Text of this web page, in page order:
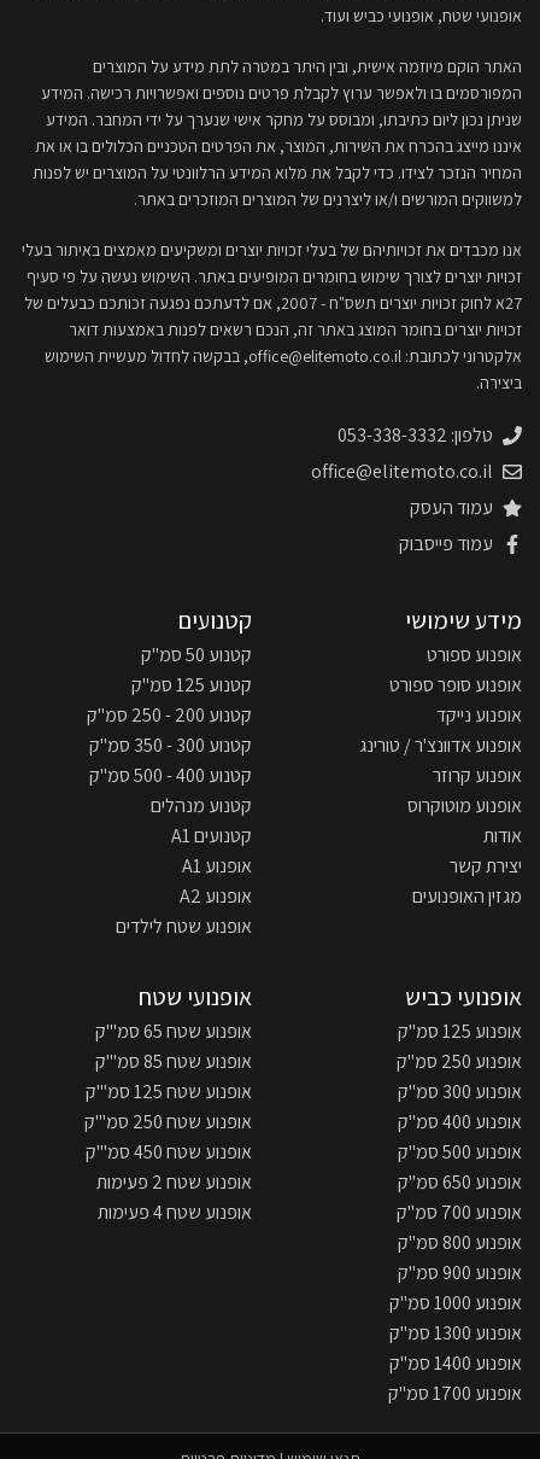
אופנועי שטח, אופנועי כביש ועוד.
האתר הוקם מיוזמה אישית, ובין היתר במטרה לתת מידע על המוצרים
המפורסמים בו ולאפשר ערוץ לקבלת פרטים נוספים ואפשרויות רכישה. המידע
שניתן נכון ליום כתיבתו, ומבוסס על מחקר אישי שנערך על ידי המחבר. המידע
איננו מייצג בהכרח את השירות, המוצר, את הפרטים הטכניים הכלולים בו או את
המחיר הנזכר לצידו. כדי לקבל את מלוא המידע הרלוונטי על המוצרים יש לפנות
למשווקים המורשים ו/או ליצרנים של המוצרים המוזכרים באתר.
אנו מכבדים את זכויותיהם של בעלי זכויות יוצרים ומשקיעים מאמצים באיתור בעלי
זכויות יוצרים לצורך שימוש בחומרים המופיעים באתר. השימוש נעשה על פי סעיף
27א לחוק זכויות יוצרים תשס"ח - 2007, אם לדעתכם נפגעה זכותכם כבעלים של
זכויות יוצרים בחומר המוצג באתר זה, הנכם רשאים לפנות באמצעות דואר
אלקטרוני לכתובת: office@elitemoto.co.il, בבקשה לחדול מעשיית השימוש
ביצירה.
טלפון: 053-338-3332
office@elitemoto.co.il
עמוד העסק
עמוד פייסבוק
מידע שימושי
אופנוע ספורט
אופנוע סופר ספורט
אופנוע נייקד
אופנוע אדוונצ'ר / טורינג
אופנוע קרוזר
אופנוע מוטוקרוס
אודות
יצירת קשר
מגזין האופנועים
קטנועים
קטנוע 50 סמ"ק
קטנוע 125 סמ"ק
קטנוע 200 - 250 סמ"ק
קטנוע 300 - 350 סמ"ק
קטנוע 400 - 500 סמ"ק
קטנוע מנהלים
קטנועים A1
אופנוע A1
אופנוע A2
אופנוע שטח לילדים
אופנועי כביש
אופנוע 125 סמ"ק
אופנוע 250 סמ"ק
אופנוע 300 סמ"ק
אופנוע 400 סמ"ק
אופנוע 500 סמ"ק
אופנוע 650 סמ"ק
אופנוע 700 סמ"ק
אופנוע 800 סמ"ק
אופנוע 900 סמ"ק
אופנוע 1000 סמ"ק
אופנוע 1300 סמ"ק
אופנוע 1400 סמ"ק
אופנוע 1700 סמ"ק
אופנועי שטח
אופנוע שטח 65 סמ"'ק
אופנוע שטח 85 סמ"'ק
אופנוע שטח 125 סמ"'ק
אופנוע שטח 250 סמ"'ק
אופנוע שטח 450 סמ"'ק
אופנוע שטח 2 פעימות
אופנוע שטח 4 פעימות